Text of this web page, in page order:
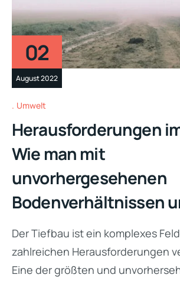
02
August 2022
Umwelt
Herausforderungen
Wie man mit
unvorhergesehenen
Bodenverhältnissen
Der Tiefbau ist ein komplexes
zahlreichen Herausforderungen
Eine der größten und